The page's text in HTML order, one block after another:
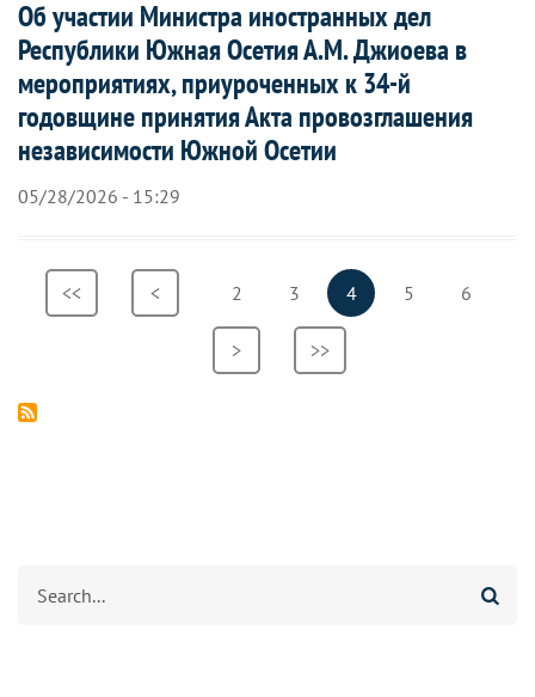
Об участии Министра иностранных дел
Республики Южная Осетия А.М. Джиоева в
мероприятиях, приуроченных к 34-й
годовщине принятия Акта провозглашения
независимости Южной Осетии
05/28/2026 - 15:29
Нумерация
страниц
Первая
<<
Предыдущая
страница
< Страница
2 Страница
3
Текущая
страница
4 Страница
5 6
Следующая
>
Последняя
>>